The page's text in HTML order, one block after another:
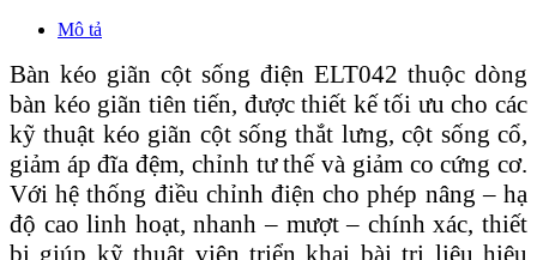
Mô tả
Bàn kéo giãn cột sống điện ELT042 thuộc dòng
bàn kéo giãn tiên tiến, được thiết kế tối ưu cho các
kỹ thuật kéo giãn cột sống thắt lưng, cột sống cổ,
giảm áp đĩa đệm, chỉnh tư thế và giảm co cứng cơ.
Với hệ thống điều chỉnh điện cho phép nâng – hạ
độ cao linh hoạt, nhanh – mượt – chính xác, thiết
bị giúp kỹ thuật viên triển khai bài trị liệu hiệu